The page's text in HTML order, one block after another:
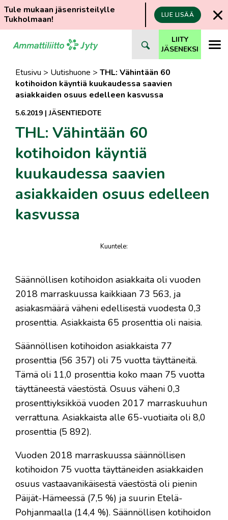
Tule mukaan jäsenristeilylle
Tukholmaan!
LUE LISÄÄ
suoraan
LIITY
JÄSENEKSI
Etusivu > Uutishuone > THL: Vähintään 60
kotihoidon käyntiä kuukaudessa saavien
asiakkaiden osuus edelleen kasvussa
5.6.2019 |JÄSENTIEDOTE
THL: Vähintään 60
kotihoidon käyntiä
kuukaudessa saavien
asiakkaiden osuus edelleen
kasvussa
Kuuntele:
Säännöllisen kotihoidon asiakkaita oli vuoden
2018 marraskuussa kaikkiaan 73 563, ja
asiakasmäärä väheni edellisestä vuodesta 0,3
prosenttia. Asiakkaista 65 prosenttia oli naisia.
Säännöllisen kotihoidon asiakkaista 77
prosenttia (56 357) oli 75 vuotta täyttäneitä.
Tämä oli 11,0 prosenttia koko maan 75 vuotta
täyttäneestä väestöstä. Osuus väheni 0,3
prosenttiyksikköä vuoden 2017 marraskuuhun
verrattuna. Asiakkaista alle 65-vuotiaita oli 8,0
prosenttia (5 892).
Vuoden 2018 marraskuussa säännöllisen
kotihoidon 75 vuotta täyttäneiden asiakkaiden
osuus vastaavanikäisestä väestöstä oli pienin
Päijät-Hämeessä (7,5 %) ja suurin Etelä-
Pohjanmaalla (14,4 %). Säännöllisen kotihoidon